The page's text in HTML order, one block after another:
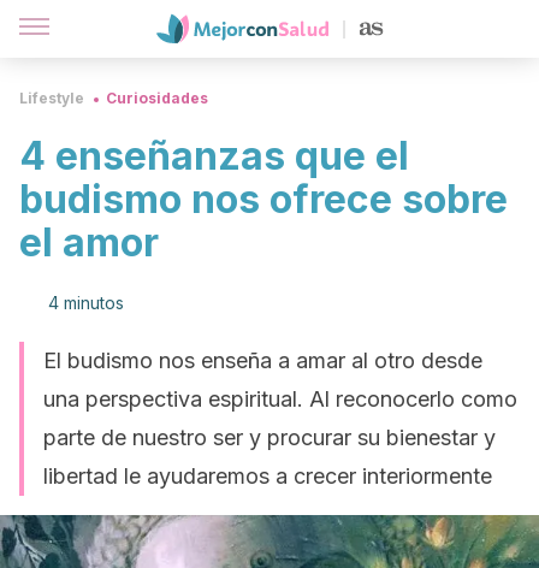
Lifestyle Curiosidades
4 enseñanzas que el
budismo nos ofrece sobre
el amor
4 minutos
El budismo nos enseña a amar al otro desde
una perspectiva espiritual. Al reconocerlo como
parte de nuestro ser y procurar su bienestar y
libertad le ayudaremos a crecer interiormente